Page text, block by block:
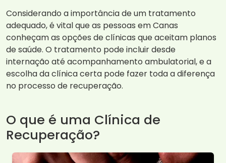
Considerando a importância de um tratamento
adequado, é vital que as pessoas em Canas
conheçam as opções de clínicas que aceitam planos
de saúde. O tratamento pode incluir desde
internação até acompanhamento ambulatorial, e a
escolha da clínica certa pode fazer toda a diferença
no processo de recuperação.
O que é uma Clínica de
Recuperação?